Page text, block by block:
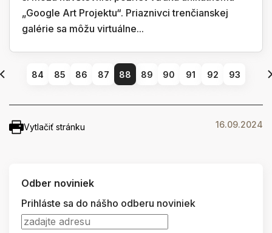
„Google Art Projektu“. Priaznivci trenčianskej
galérie sa môžu virtuálne...
84 85 86 87 88 89 90 91 92 93
Vytlačiť stránku 16.09.2024
Odber noviniek
Prihláste sa do nášho odberu noviniek